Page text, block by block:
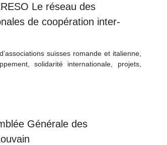
Le réseau des
de coopération in­ter­
suisses romande et italienne,
solidarité internationale, projets,
Générale des